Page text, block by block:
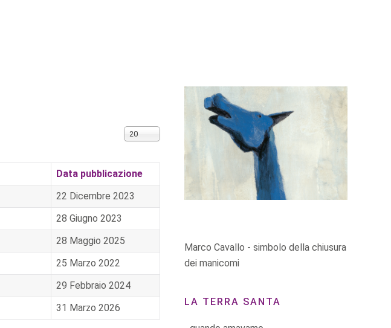
Visualizza n.
20
Data pubblicazione
22 Dicembre 2023
28 Giugno 2023
28 Maggio 2025
25 Marzo 2022
29 Febbraio 2024
31 Marzo 2026
Marco Cavallo - simbolo della chiusura
dei manicomi
LA TERRA SANTA